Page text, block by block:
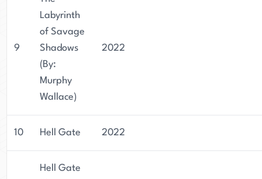
9
Labyrinth
of Savage
Shadows
(By:
Murphy
Wallace)
2022
10 Hell Gate 2022
Hell Gate